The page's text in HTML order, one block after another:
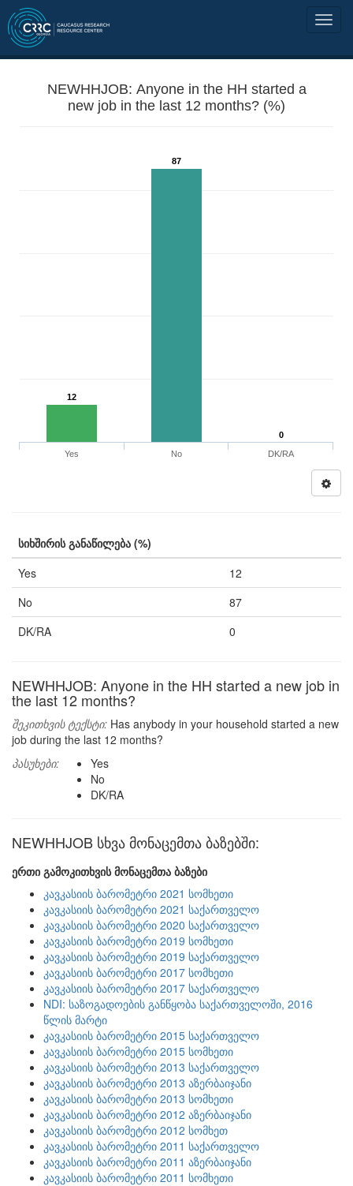
NEWHHJOB: Anyone in the HH started a
new job in the last 12 months? (%)
12
87
0
Yes
No DK/RA
სიხშირის განაწილება (%)
Yes
12
No
87
DK/RA
0
NEWHHJOB: Anyone in the HH started a new job in
the last 12 months?
შეკითხვის ტექსტი: Has anybody in your household started a new
job during the last 12 months?
პასუხები:
Yes
No
DK/RA
NEWHHJOB სხვა მონაცემთა ბაზებში:
ერთი გამოკითხვის მონაცემთა ბაზები
კავკასიის ბარომეტრი 2021 სომხეთი
კავკასიის ბარომეტრი 2021 საქართველო
კავკასიის ბარომეტრი 2020 საქართველო
კავკასიის ბარომეტრი 2019 სომხეთი
კავკასიის ბარომეტრი 2019 საქართველო
კავკასიის ბარომეტრი 2017 სომხეთი
კავკასიის ბარომეტრი 2017 საქართველო
NDI: საზოგადოების განწყობა საქართველოში, 2016
წლის მარტი
კავკასიის ბარომეტრი 2015 საქართველო
კავკასიის ბარომეტრი 2015 სომხეთი
კავკასიის ბარომეტრი 2013 საქართველო
კავკასიის ბარომეტრი 2013 აზერბაიჯანი
კავკასიის ბარომეტრი 2013 სომხეთი
კავკასიის ბარომეტრი 2012 აზერბაიჯანი
კავკასიის ბარომეტრი 2012 სომხეთ
კავკასიის ბარომეტრი 2011 საქართველო
კავკასიის ბარომეტრი 2011 აზერბაიჯანი
კავკასიის ბარომეტრი 2011 სომხეთი